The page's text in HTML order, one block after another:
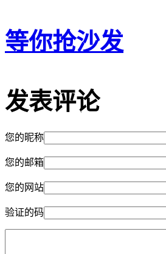
等你抢沙发
发表评论
您的昵称
您的邮箱
您的网站
验证的码